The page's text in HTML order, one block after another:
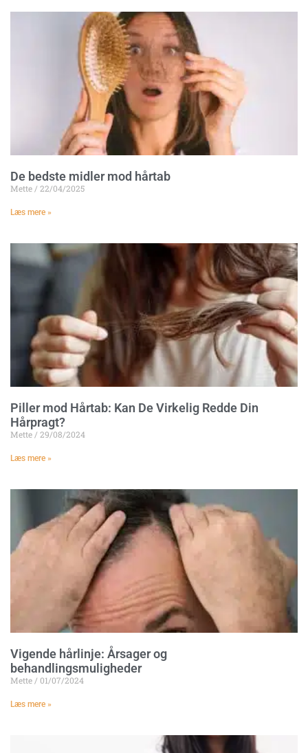
De bedste midler mod hårtab
Mette 22/04/2025
Læs mere »
Piller mod Hårtab: Kan De Virkelig Redde Din
Hårpragt?
Mette 29/08/2024
Læs mere »
Vigende hårlinje: Årsager og
behandlingsmuligheder
Mette 01/07/2024
Læs mere »